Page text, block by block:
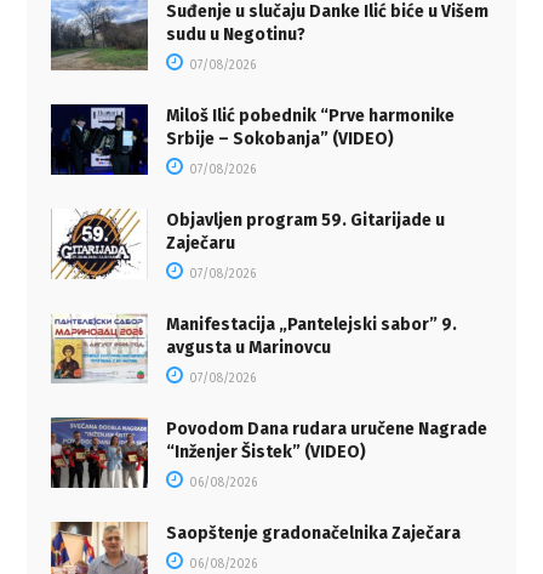
Suđenje u slučaju Danke Ilić biće u Višem
sudu u Negotinu?
07/08/2026
Miloš Ilić pobednik “Prve harmonike
Srbije – Sokobanja” (VIDEO)
07/08/2026
Objavljen program 59. Gitarijade u
Zaječaru
07/08/2026
Manifestacija „Pantelejski sabor” 9.
avgusta u Marinovcu
07/08/2026
Povodom Dana rudara uručene Nagrade
“Inženjer Šistek” (VIDEO)
06/08/2026
Saopštenje gradonačelnika Zaječara
06/08/2026